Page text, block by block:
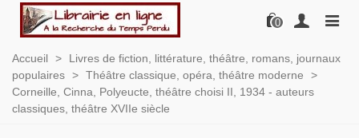
0
Accueil >
Livres de fiction, littérature, théâtre, romans, journaux
populaires > Théâtre classique, opéra, théâtre moderne
>
Corneille, Cinna, Polyeucte, théâtre choisi II, 1934 - auteurs
classiques, théâtre XVIIe siècle